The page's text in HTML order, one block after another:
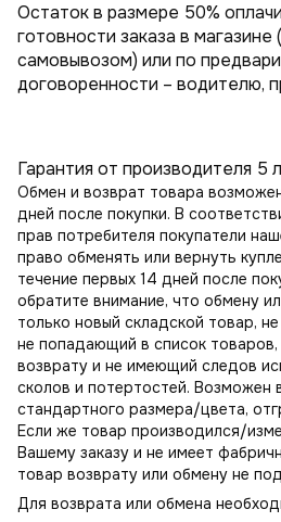
Остаток в размере 50%
готовности заказа в магазине
самовывозом) или по
договоренности – водителю,
Гарантия от производителя 5
Обмен и возврат товара
дней после покупки. В
прав потребителя покупатели
право обменять или вернуть
течение первых 14 дней после
обратите внимание, что обмену
только новый складской товар,
не попадающий в список
возврату и не имеющий следов
сколов и потертостей. Возможен
стандартного размера/цвета,
Если же товар производился/
Вашему заказу и не имеет
товар возврату или обмену не
Для возврата или обмена